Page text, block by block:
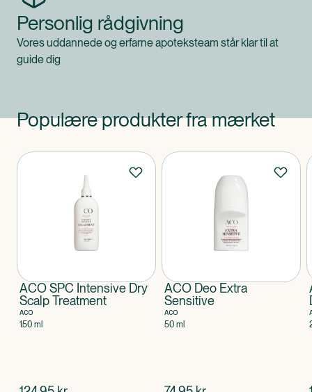
Personlig rådgivning
Vores uddannede og erfarne apoteksteam står klar til at
guide dig
Populære produkter fra mærket
Produkter
ACO SPC Intensive Dry
Scalp Treatment
ACO
150 ml
ACO Deo Extra
Sensitive
ACO
50 ml